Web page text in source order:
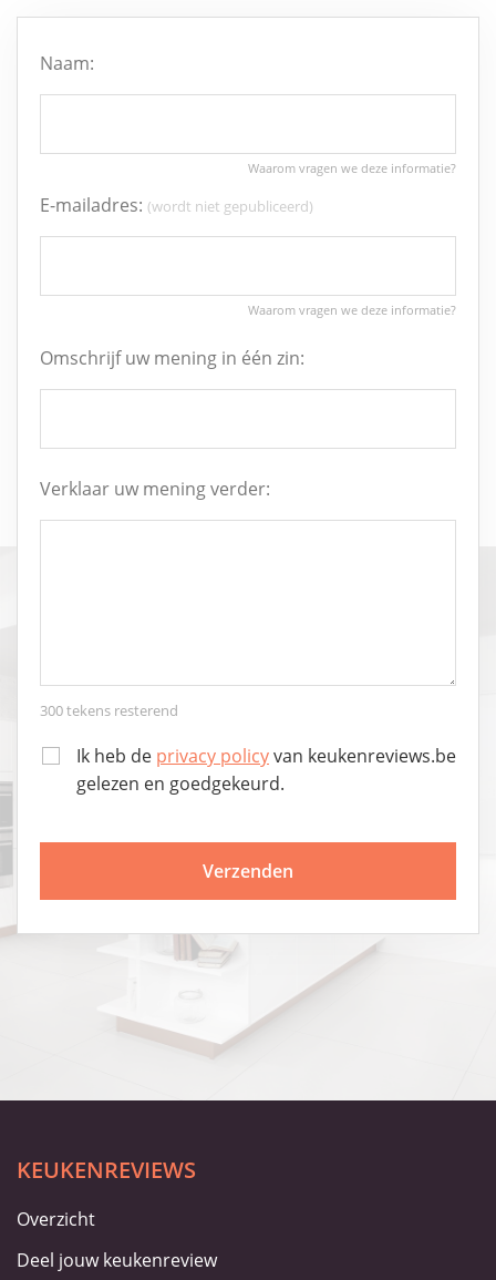
Naam:
E-mailadres: (wordt niet gepubliceerd)
Omschrijf uw mening in één zin:
Verklaar uw mening verder:
300tekens resterend
Ik heb de privacy policyvan keukenreviews.be
gelezen en goedgekeurd.
KEUKENREVIEWS
Overzicht
Deel jouw keukenreview